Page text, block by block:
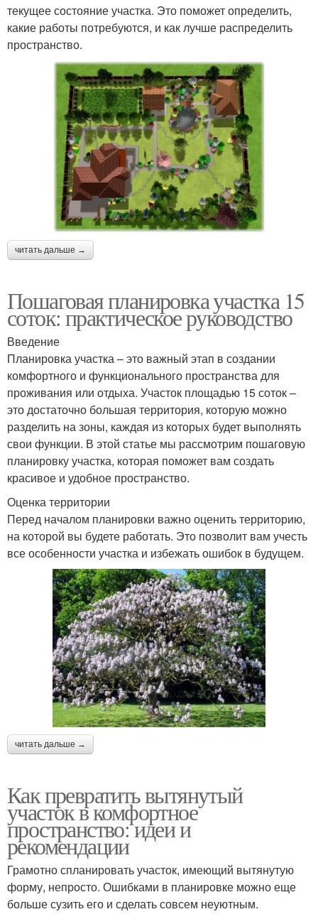
текущее состояние участка. Это поможет определить,
какие работы потребуются, и как лучше распределить
пространство.
читать дальше →
Пошаговая планировка участка 15
соток: практическое руководство
Введение
Планировка участка – это важный этап в создании
комфортного и функционального пространства для
проживания или отдыха. Участок площадью 15 соток –
это достаточно большая территория, которую можно
разделить на зоны, каждая из которых будет выполнять
свои функции. В этой статье мы рассмотрим пошаговую
планировку участка, которая поможет вам создать
красивое и удобное пространство.
Оценка территории
Перед началом планировки важно оценить территорию,
на которой вы будете работать. Это позволит вам учесть
все особенности участка и избежать ошибок в будущем.
читать дальше →
Как превратить вытянутый
участок в комфортное
пространство: идеи и
рекомендации
Грамотно спланировать участок, имеющий вытянутую
форму, непросто. Ошибками в планировке можно еще
больше сузить его и сделать совсем неуютным.